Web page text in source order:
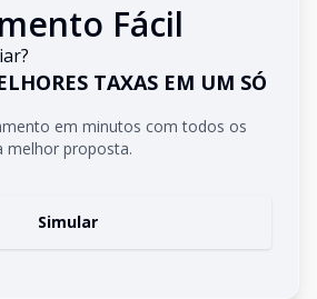
Fácil
TAXAS EM UM SÓ
em minutos com todos os
melhor proposta.
Simular